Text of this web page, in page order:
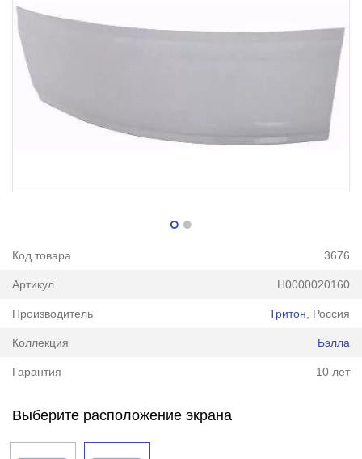
Код товара 3676
Артикул Н0000020160
Производитель Тритон , Россия
Коллекция Бэлла
Гарантия 10 лет
Выберите расположение экрана